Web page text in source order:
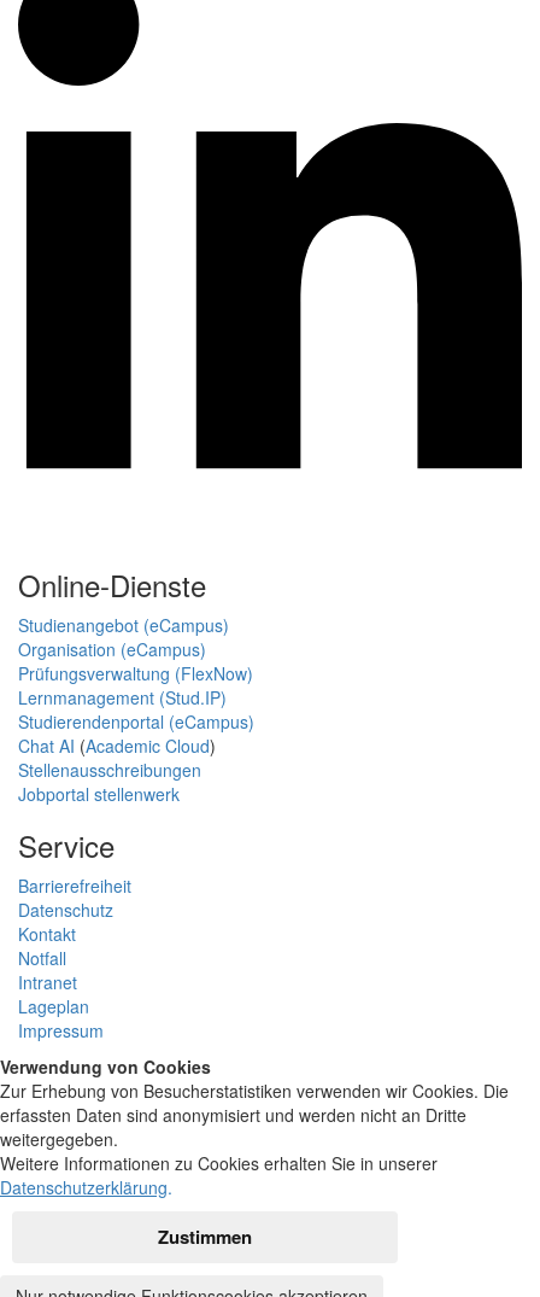
Online-Dienste
Studienangebot (eCampus)
Organisation (eCampus)
Prüfungsverwaltung (FlexNow)
Lernmanagement (Stud.IP)
Studierendenportal (eCampus)
Chat AI (Academic Cloud)
Stellenausschreibungen
Jobportal stellenwerk
Service
Barrierefreiheit
Datenschutz
Kontakt
Notfall
Intranet
Lageplan
Impressum
Verwendung von Cookies
Zur Erhebung von Besucherstatistiken verwenden wir Cookies. Die
erfassten Daten sind anonymisiert und werden nicht an Dritte
weitergegeben.
Weitere Informationen zu Cookies erhalten Sie in unserer
Datenschutzerklärung.
Zustimmen